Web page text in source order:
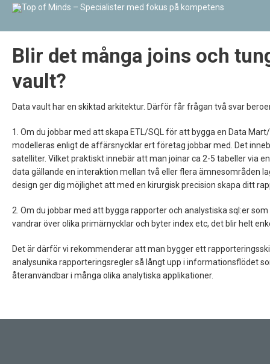
Blir det många joins och
vault?
Data vault har en skiktad arkitektur. Därför får frågan två svar
1. Om du jobbar med att skapa ETL/SQL för att bygga en Data
modelleras enligt de affärsnycklar ert företag jobbar med. Det
satelliter. Vilket praktiskt innebär att man joinar ca 2-5 tabeller via
data gällande en interaktion mellan två eller flera ämnesområden
design ger dig möjlighet att med en kirurgisk precision skapa ditt
2. Om du jobbar med att bygga rapporter och analystiska sql:er
vandrar över olika primärnycklar och byter index etc, det blir helt
Det är därför vi rekommenderar att man bygger ett
analysunika rapporteringsregler så långt upp i informationsflödet
återanvändbar i många olika analytiska applikationer.